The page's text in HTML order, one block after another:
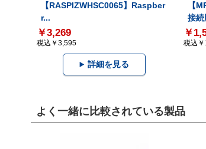
【RASPIZWHSC0065】Raspber
r...
￥3,269
税込￥3,595
詳細を見る
【
接続
￥
税込
よく一緒に比較されている製品